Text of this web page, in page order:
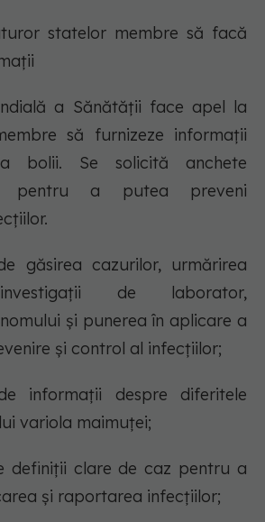
statelor membre să facă
a Sănătății face apel la
să furnizeze informații
bolii. Se solicită anchete
pentru a putea preveni
găsirea cazurilor, urmărirea
de laborator,
și punerea în aplicare a
și control al infecțiilor;
informații despre diferitele
variola maimuței;
definiții clare de caz pentru a
și raportarea infecțiilor;